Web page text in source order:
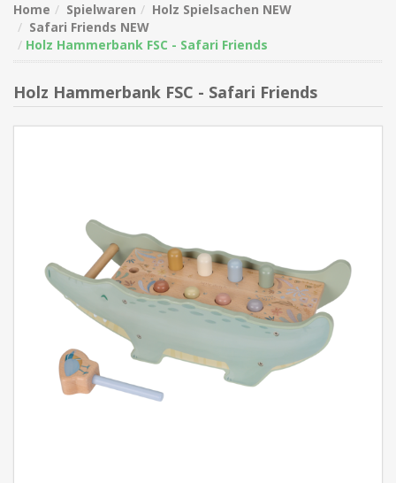
Home Spielwaren
Holz Spielsachen NEW
Safari Friends NEW
Holz Hammerbank FSC - Safari Friends
Holz Hammerbank FSC - Safari Friends